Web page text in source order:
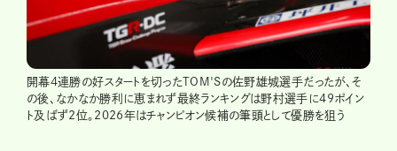
開幕4連勝の好スタートを切ったTOM'Sの佐野雄城選手だったが、そ
の後、なかなか勝利に恵まれず最終ランキングは野村選手に49ポイン
ト及ばず2位。2026年はチャンピオン候補の筆頭として優勝を狙う